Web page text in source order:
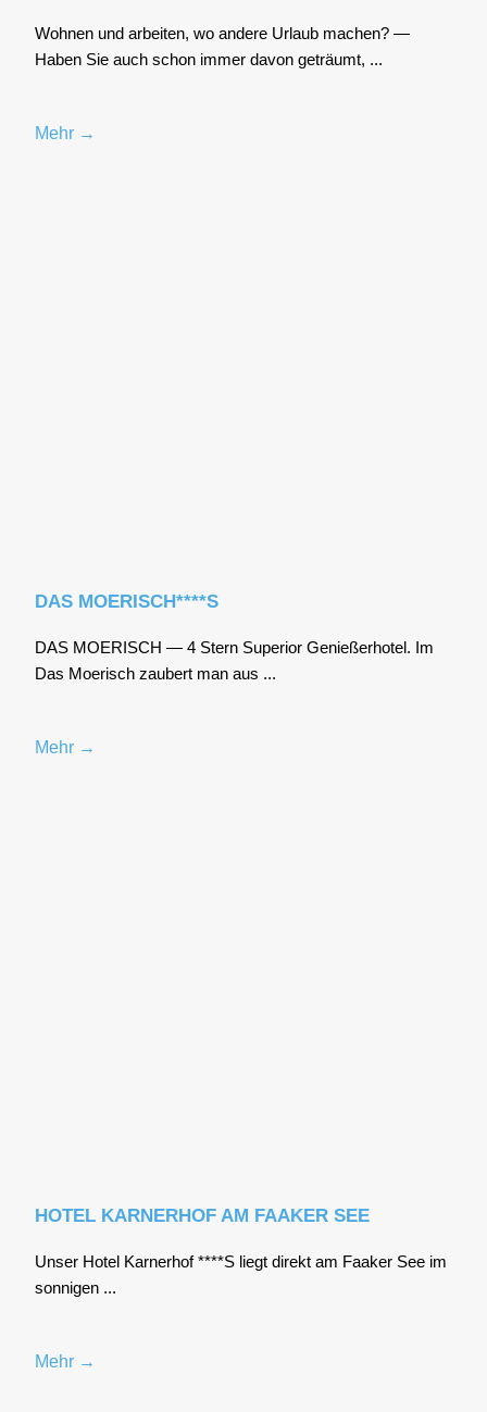
Woh­nen und arbei­ten, wo ande­re Urlaub machen? —
Haben Sie auch schon immer davon geträumt, ...
Mehr →
DAS MOERISCH****S
DAS MOERISCH — 4 Stern Supe­ri­or Genie­ßer­ho­tel. Im
Das Moe­risch zau­bert man aus ...
Mehr →
HOTEL KARNERHOF AM FAAKER SEE
Unser Hotel Kar­ner­hof ****S liegt direkt am Faa­ker See im
son­ni­gen ...
Mehr →